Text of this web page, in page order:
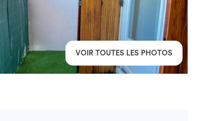
VOIR TOUTES LES PHOTOS